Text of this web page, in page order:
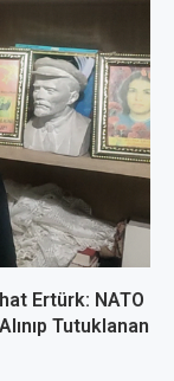
Ertürk: NATO
Tutuklanan